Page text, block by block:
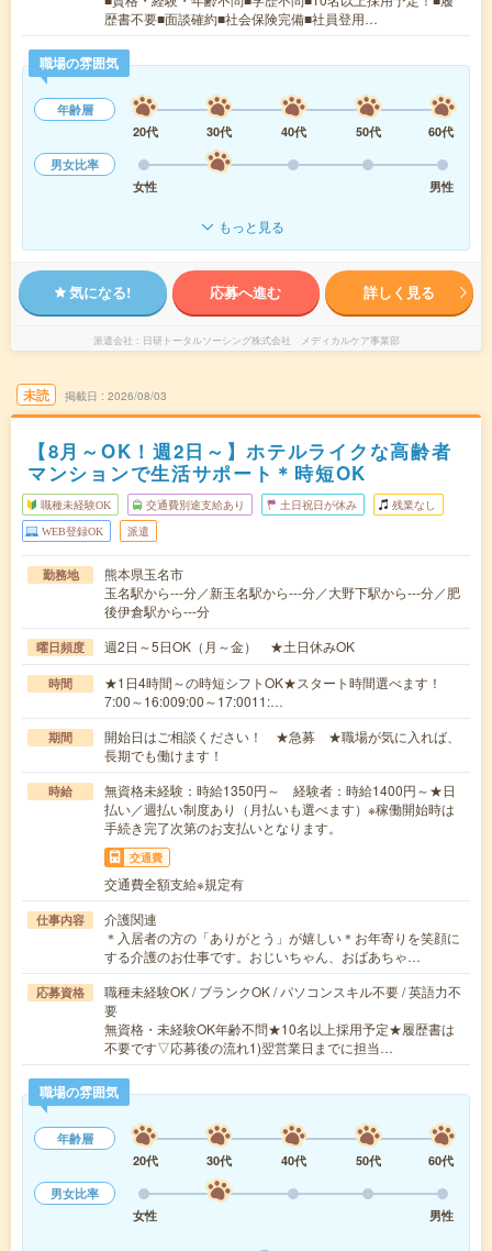
歴書不要■面談確約■社会保険完備■社員登用…
職場の雰囲気
年齢層
20代
30代 40代 50代
60代
男女比率
女性
男性
もっと見る
気になる! 応募へ進む 詳しく見る
派遣会社 日研トータルソーシング株式会社 メディカルケア事業部
未読 掲載日 2026/08/03
【8月～OK！週2日～】ホテルライクな高齢者
マンションで生活サポート＊時短OK
職種未経験OK 交通費別途支給あり 土日祝日が休み 残業なし
WEB登録OK 派遣
勤務地
熊本県玉名市
玉名駅から---分／新玉名駅から---分／大野下駅から---分／肥
後伊倉駅から---分
曜日頻度 週2日～5日OK（月～金） ★土日休みOK
時間
★1日4時間～の時短シフトOK★スタート時間選べます！
7:00～16:009:00～17:0011:…
期間
開始日はご相談ください！ ★急募 ★職場が気に入れば、
長期でも働けます！
時給
無資格未経験：時給1350円～ 経験者：時給1400円～★日
払い／週払い制度あり（月払いも選べます）※稼働開始時は
手続き完了次第のお支払いとなります。
交通費
交通費全額支給※規定有
仕事内容
介護関連
＊入居者の方の「ありがとう」が嬉しい＊お年寄りを笑顔に
する介護のお仕事です。おじいちゃん、おばあちゃ…
応募資格
職種未経験OK / ブランクOK / パソコンスキル不要 / 英語力不
要
無資格・未経験OK年齢不問★10名以上採用予定★履歴書は
不要です▽応募後の流れ1)翌営業日までに担当…
職場の雰囲気
年齢層
20代
30代 40代 50代
60代
男女比率
女性
男性